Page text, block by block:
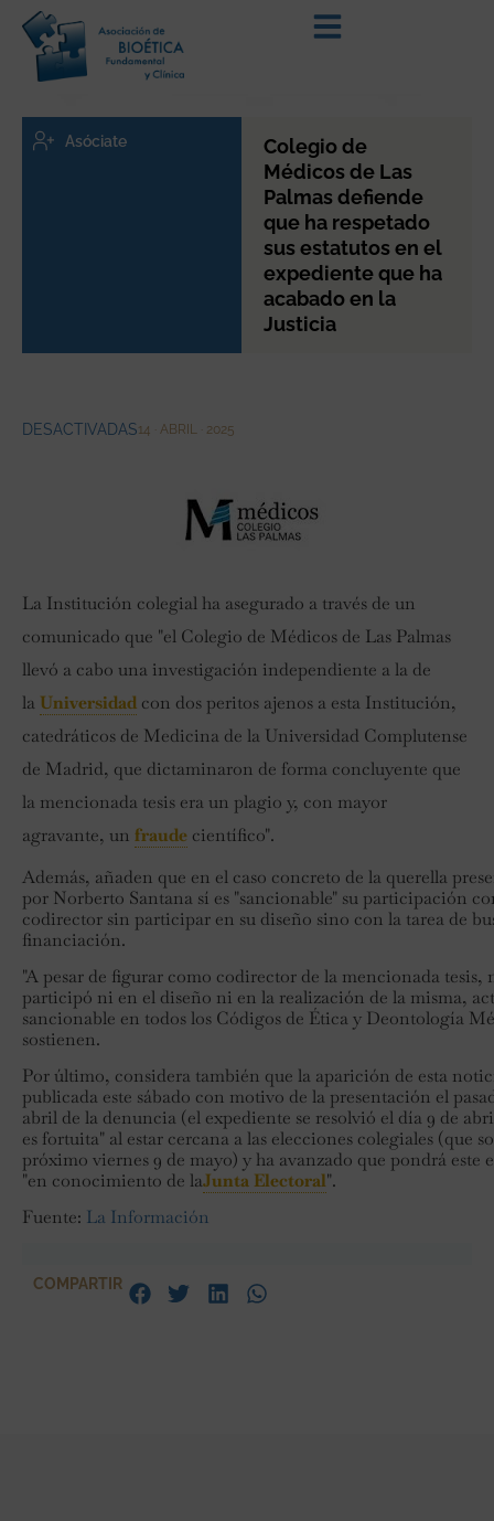
Colegio de
Médicos de Las
Palmas defiende
que ha respetado
sus estatutos en el
expediente que ha
acabado en la
Justicia
Asóciate
DESACTIVADAS14 · ABRIL · 2025
La Institución colegial ha asegurado a través de un
comunicado que "el Colegio de Médicos de Las Palmas
llevó a cabo una investigación independiente a la de
la Universidad con dos peritos ajenos a esta Institución,
catedráticos de Medicina de la Universidad Complutense
de Madrid, que dictaminaron de forma concluyente que
la mencionada tesis era un plagio y, con mayor
agravante, un fraude científico".
Además, añaden que en el caso concreto de la querella
por Norberto Santana sí es "sancionable" su participación
codirector sin participar en su diseño sino con la tarea de
financiación.
"A pesar de figurar como codirector de la mencionada tesis,
participó ni en el diseño ni en la realización de la misma,
sancionable en todos los Códigos de Ética y Deontología
sostienen.
Por último, considera también que la aparición de esta
publicada este sábado con motivo de la presentación el
abril de la denuncia (el expediente se resolvió el día 9 de
es fortuita" al estar cercana a las elecciones colegiales (que
próximo viernes 9 de mayo) y ha avanzado que pondrá este
"en conocimiento de laJunta Electoral".
Fuente: La Información
COMPARTIR